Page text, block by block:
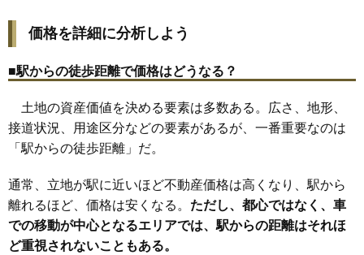
31 大浦 5.6万円
33 水林 4.5万円 789万円 -0.0%
34 荒町 4.4万円 329万円 -1.1%
35 岩谷町 3.8万円 378万円 -5.6%
36 矢島町七日町
37 二十六木 3.3万円 478万円 -7.6%
38 前郷 3.3万円 247万円 -15.3%
39 西目町沼田 2.9万円 335万円 -9.8%
40 三条 2.8万円
価格を詳細に分析しよう
■駅からの徒歩距離で価格はどうなる？
土地の資産価値を決める要素は多数ある。広さ、地形、
接道状況、用途区分などの要素があるが、一番重要なのは
「駅からの徒歩距離」だ。
通常、立地が駅に近いほど不動産価格は高くなり、駅から
離れるほど、価格は安くなる。 ただし、都心ではなく、車
での移動が中心となるエリアでは、駅からの距離はそれほ
ど重視されないこともある。